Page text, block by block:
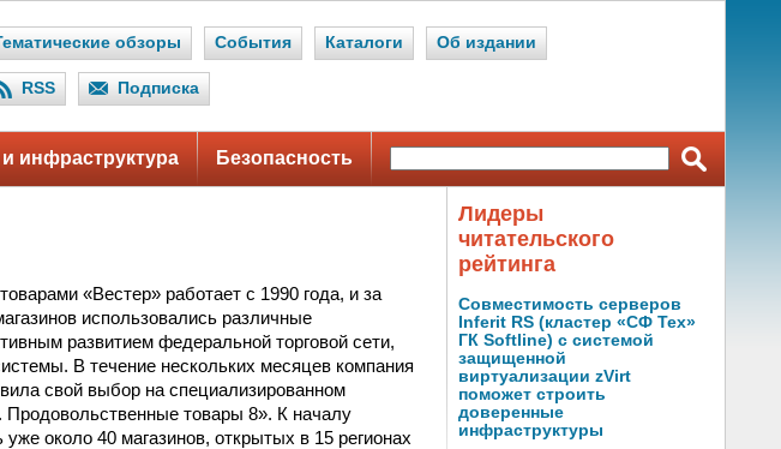
обзоры События Каталоги Об издании
RSS Подписка
инфраструктура Безопасность
«Вестер» работает с 1990 года, и за
использовались различные
развитием федеральной торговой сети,
В течение нескольких месяцев компания
свой выбор на специализированном
товары 8». К началу
около 40 магазинов, открытых в 15 регионах
Лидеры
читательского
рейтинга
Совместимость серверов
Inferit RS (кластер «СФ Тех»
ГК Softline) с системой
защищенной
виртуализации zVirt
поможет строить
доверенные
инфраструктуры